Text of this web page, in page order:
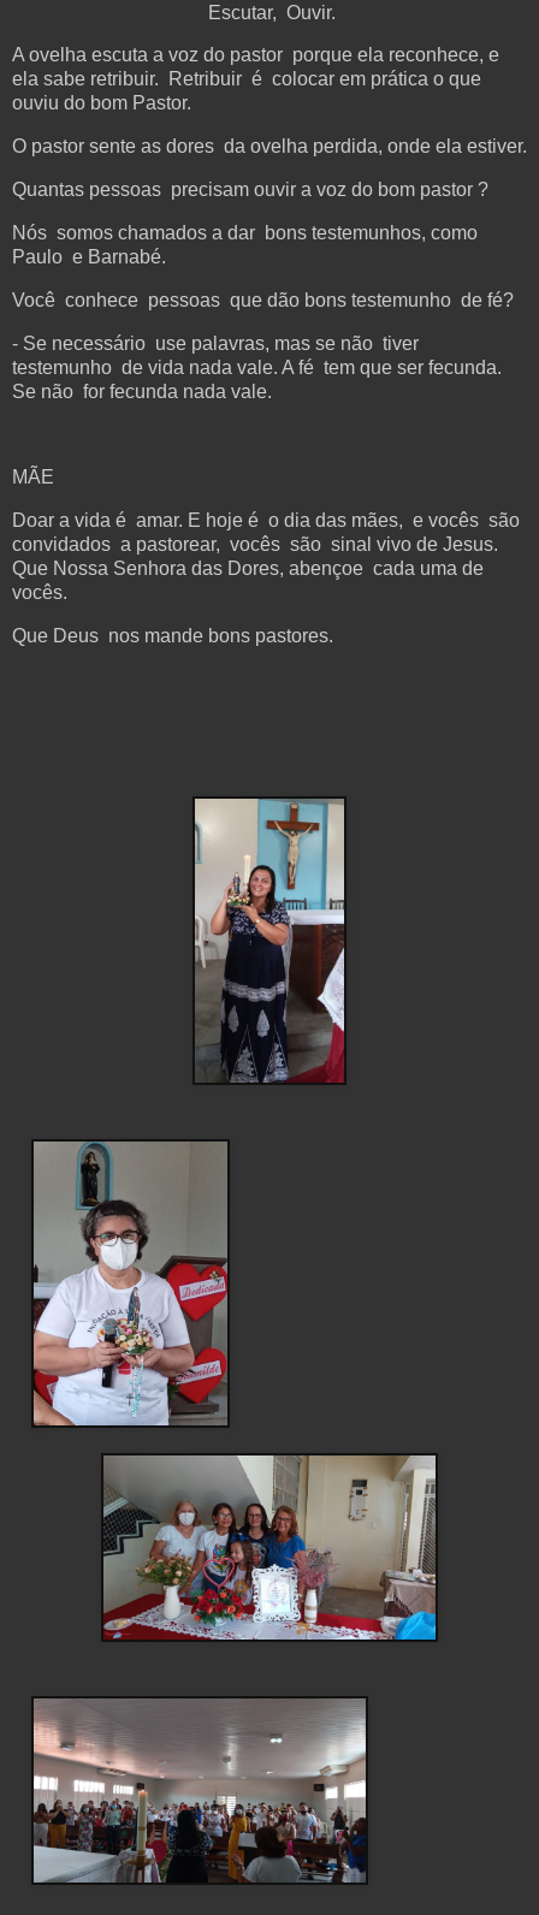
Escutar, Ouvir.
A ovelha escuta a voz do pastor porque ela reconhece, e
ela sabe retribuir. Retribuir é colocar em prática o que
ouviu do bom Pastor.
O pastor sente as dores da ovelha perdida, onde ela estiver.
Quantas pessoas precisam ouvir a voz do bom pastor ?
Nós somos chamados a dar bons testemunhos, como
Paulo e Barnabé.
Você conhece pessoas que dão bons testemunho de fé?
- Se necessário use palavras, mas se não tiver
testemunho de vida nada vale. A fé tem que ser fecunda.
Se não for fecunda nada vale.
MÃE
Doar a vida é amar. E hoje é o dia das mães, e vocês são
convidados a pastorear, vocês são sinal vivo de Jesus.
Que Nossa Senhora das Dores, abençoe cada uma de
vocês.
Que Deus nos mande bons pastores.